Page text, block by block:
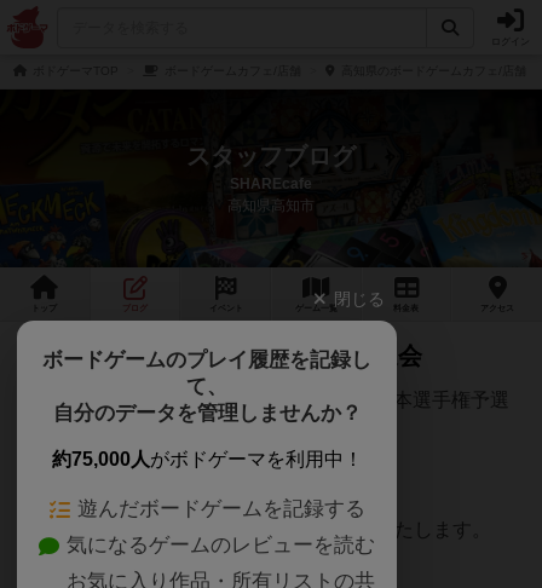
スタッフブログ
SHAREcafe
高知県高知市
ゲーム 一覧 料金 アクセス
8/3 ラミィキューブ日本選手権予選会
2025年8月3日（日）にラミィキューブの日本選手権予選
会を開催いたします！
なお、参加費はSHAREcafeの料金に準拠いたします。
閉じる
ボードゲームのプレイ履歴を記録し
て、
自分のデータを管理しませんか？
約75,000人がボドゲーマを利用中！
遊んだボードゲームを記録する
気になるゲームのレビューを読む
お気に入り作品・所有リストの共